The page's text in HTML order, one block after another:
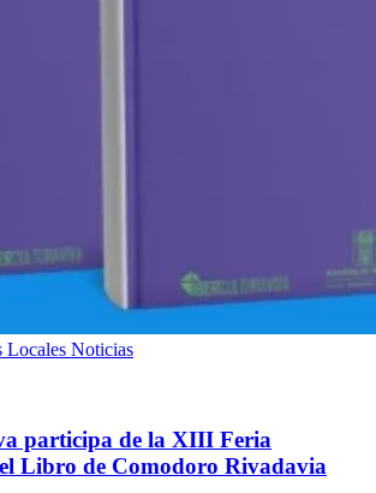
Locales Noticias
participa de la XIII Feria
Libro de Comodoro Rivadavia